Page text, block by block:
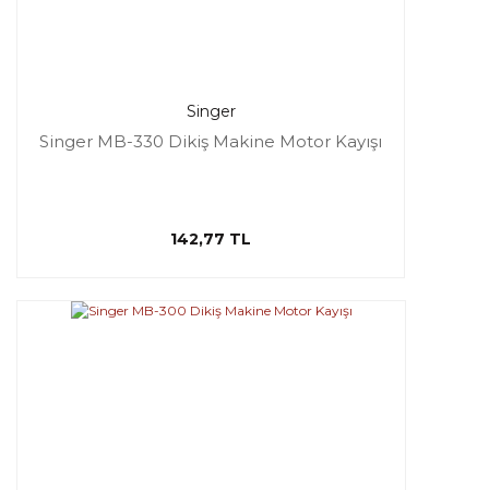
Singer
Singer MB-330 Dikiş Makine Motor Kayışı
142,77 TL